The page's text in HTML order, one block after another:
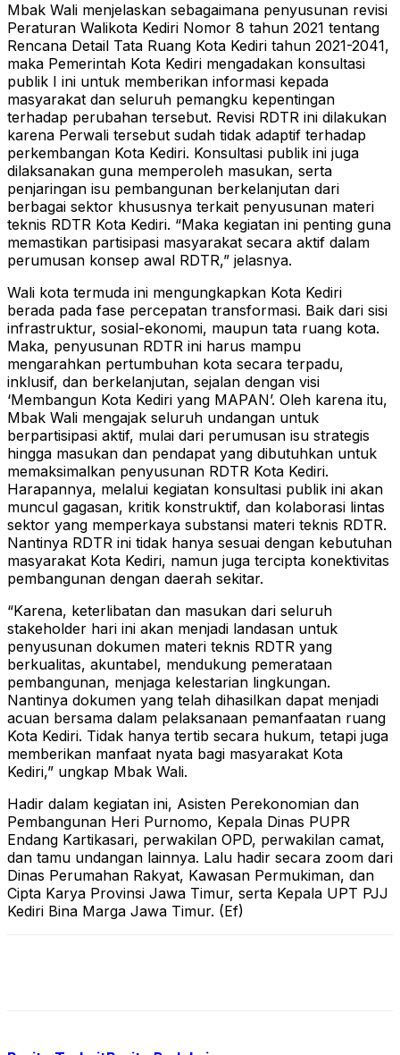
Mbak Wali menjelaskan sebagaimana penyusunan revisi
Peraturan Walikota Kediri Nomor 8 tahun 2021 tentang
Rencana Detail Tata Ruang Kota Kediri tahun 2021-2041,
maka Pemerintah Kota Kediri mengadakan konsultasi
publik I ini untuk memberikan informasi kepada
masyarakat dan seluruh pemangku kepentingan
terhadap perubahan tersebut. Revisi RDTR ini dilakukan
karena Perwali tersebut sudah tidak adaptif terhadap
perkembangan Kota Kediri. Konsultasi publik ini juga
dilaksanakan guna memperoleh masukan, serta
penjaringan isu pembangunan berkelanjutan dari
berbagai sektor khususnya terkait penyusunan materi
teknis RDTR Kota Kediri. “Maka kegiatan ini penting guna
memastikan partisipasi masyarakat secara aktif dalam
perumusan konsep awal RDTR,” jelasnya.
Wali kota termuda ini mengungkapkan Kota Kediri
berada pada fase percepatan transformasi. Baik dari sisi
infrastruktur, sosial-ekonomi, maupun tata ruang kota.
Maka, penyusunan RDTR ini harus mampu
mengarahkan pertumbuhan kota secara terpadu,
inklusif, dan berkelanjutan, sejalan dengan visi
‘Membangun Kota Kediri yang MAPAN’. Oleh karena itu,
Mbak Wali mengajak seluruh undangan untuk
berpartisipasi aktif, mulai dari perumusan isu strategis
hingga masukan dan pendapat yang dibutuhkan untuk
memaksimalkan penyusunan RDTR Kota Kediri.
Harapannya, melalui kegiatan konsultasi publik ini akan
muncul gagasan, kritik konstruktif, dan kolaborasi lintas
sektor yang memperkaya substansi materi teknis RDTR.
Nantinya RDTR ini tidak hanya sesuai dengan kebutuhan
masyarakat Kota Kediri, namun juga tercipta konektivitas
pembangunan dengan daerah sekitar.
“Karena, keterlibatan dan masukan dari seluruh
stakeholder hari ini akan menjadi landasan untuk
penyusunan dokumen materi teknis RDTR yang
berkualitas, akuntabel, mendukung pemerataan
pembangunan, menjaga kelestarian lingkungan.
Nantinya dokumen yang telah dihasilkan dapat menjadi
acuan bersama dalam pelaksanaan pemanfaatan ruang
Kota Kediri. Tidak hanya tertib secara hukum, tetapi juga
memberikan manfaat nyata bagi masyarakat Kota
Kediri,” ungkap Mbak Wali.
Hadir dalam kegiatan ini, Asisten Perekonomian dan
Pembangunan Heri Purnomo, Kepala Dinas PUPR
Endang Kartikasari, perwakilan OPD, perwakilan camat,
dan tamu undangan lainnya. Lalu hadir secara zoom dari
Dinas Perumahan Rakyat, Kawasan Permukiman, dan
Cipta Karya Provinsi Jawa Timur, serta Kepala UPT PJJ
Kediri Bina Marga Jawa Timur. (Ef)